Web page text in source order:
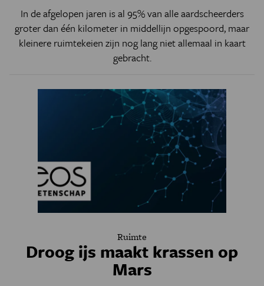
In de afgelopen jaren is al 95% van alle aardscheerders
groter dan één kilometer in middellijn opgespoord, maar
kleinere ruimtekeien zijn nog lang niet allemaal in kaart
gebracht.
Ruimte
Droog ijs maakt krassen op
Mars